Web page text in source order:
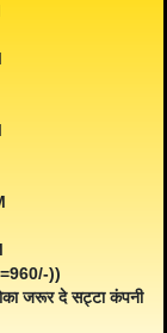
))
जरूर दे सट्टा कंपनी